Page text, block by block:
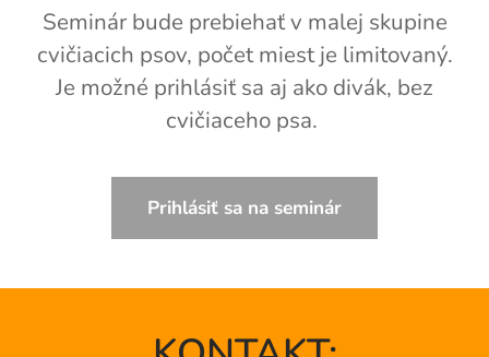
Seminár bude prebiehať v malej skupine
cvičiacich psov, počet miest je limitovaný.
Je možné prihlásiť sa aj ako divák, bez
cvičiaceho psa.
Prihlásiť sa na seminár